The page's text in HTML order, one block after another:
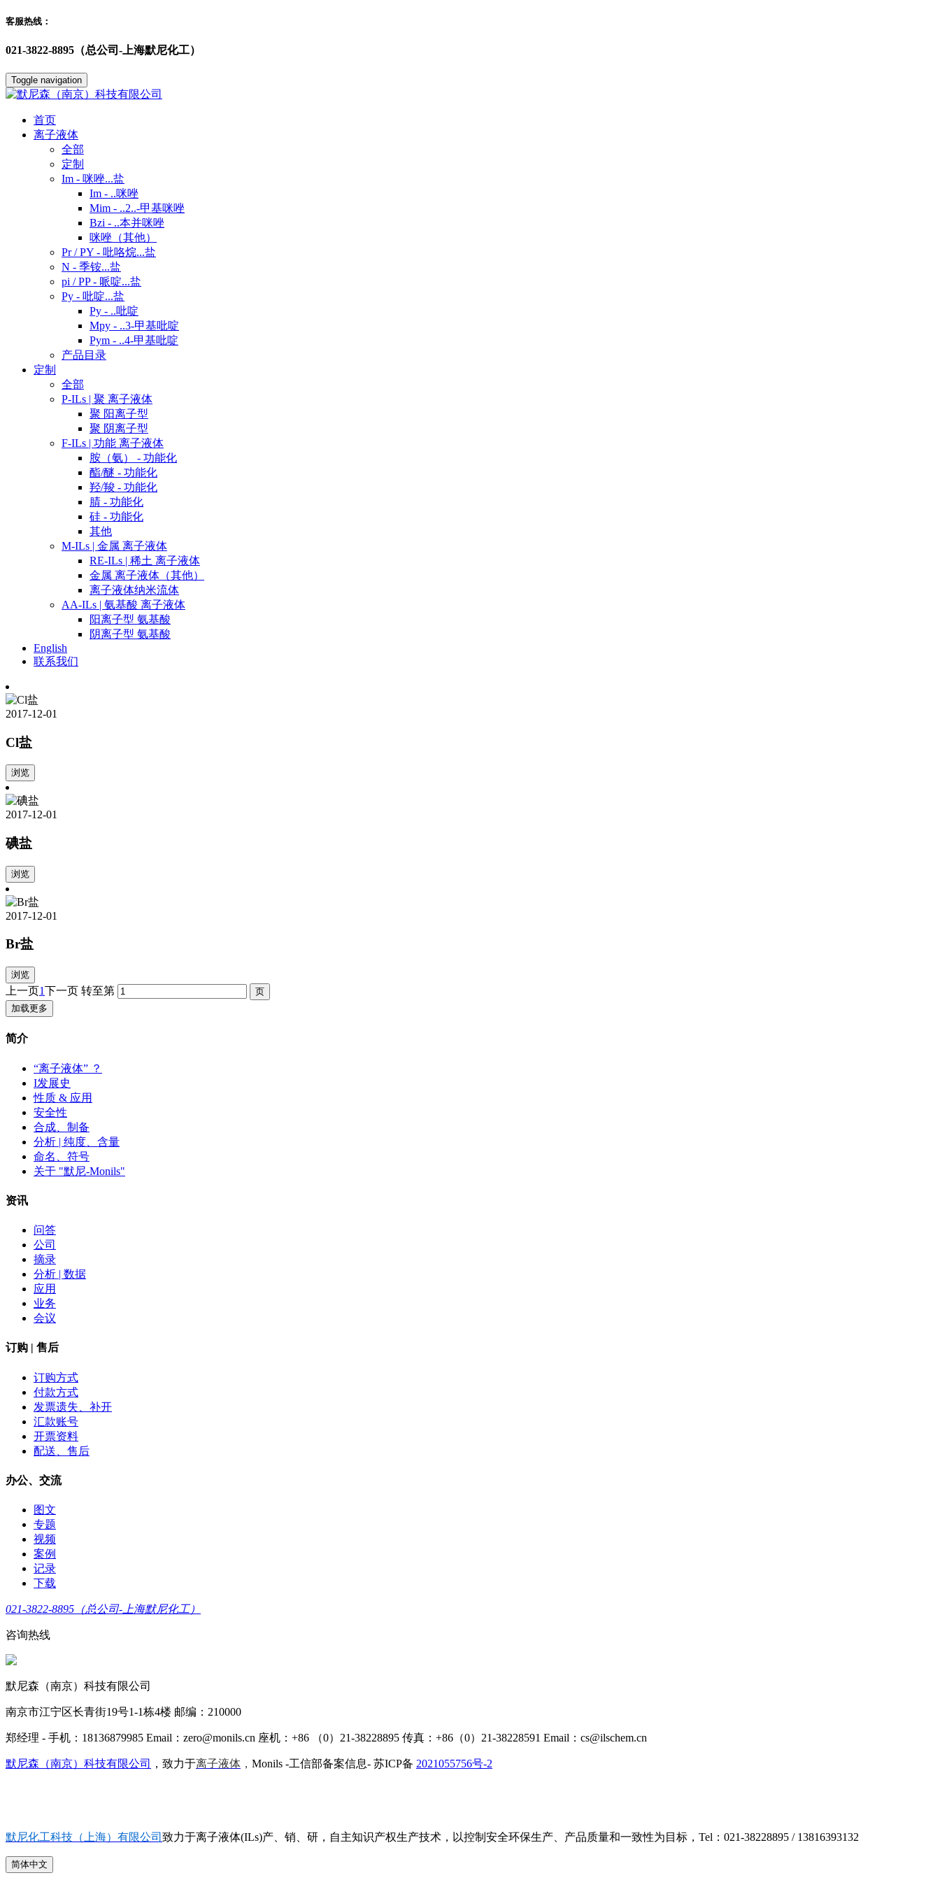
客服热线：
021-3822-8895（总公司-上海默尼化工）
Toggle navigation
首页
离子液体
全部
定制
Im - 咪唑...盐
Im - ..咪唑
Mim - ..2..-甲基咪唑
Bzi - ..本并咪唑
咪唑（其他）
Pr / PY - 吡咯烷...盐
N - 季铵...盐
pi / PP - 哌啶...盐
Py - 吡啶...盐
Py - ..吡啶
Mpy - ..3-甲基吡啶
Pym - ..4-甲基吡啶
产品目录
定制
全部
P-ILs | 聚 离子液体
聚 阳离子型
聚 阴离子型
F-ILs | 功能 离子液体
胺（氨） - 功能化
酯/醚 - 功能化
羟/羧 - 功能化
腈 - 功能化
硅 - 功能化
其他
M-ILs | 金属 离子液体
RE-ILs | 稀土 离子液体
金属 离子液体（其他）
离子液体纳米流体
AA-ILs | 氨基酸 离子液体
阳离子型 氨基酸
阴离子型 氨基酸
English
联系我们
2017-12-01
Cl盐
浏览
2017-12-01
碘盐
浏览
2017-12-01
Br盐
浏览
上一页1下一页 转至第
加载更多
简介
“离子液体” ？
I发展史
性质 & 应用
安全性
合成、制备
分析 | 纯度、含量
命名、符号
关于 "默尼-Monils"
资讯
问答
公司
摘录
分析 | 数据
应用
业务
会议
订购 | 售后
订购方式
付款方式
发票遗失、补开
汇款账号
开票资料
配送、售后
办公、交流
图文
专题
视频
案例
记录
下载
021-3822-8895（总公司-上海默尼化工）
咨询热线
默尼森（南京）科技有限公司
南京市江宁区长青街19号1-1栋4楼 邮编：210000
郑经理 - 手机：18136879985 Email：zero@monils.cn 座机：+86 （0）21-38228895 传真：+86（0）21-38228591 Email：cs@ilschem.cn
默尼森（南京）科技有限公司 ，致力于离子液体 ， Monils -工信部备案信息- 苏ICP备 2021055756号-2
默尼化工科技（上海）有限公司 致力于离子液体(ILs)产、销、研，自主知识产权生产技术，以控制安全环保生产、产品质量和一致性为目标，Tel：021-38228895 / 13816393132
简体中文